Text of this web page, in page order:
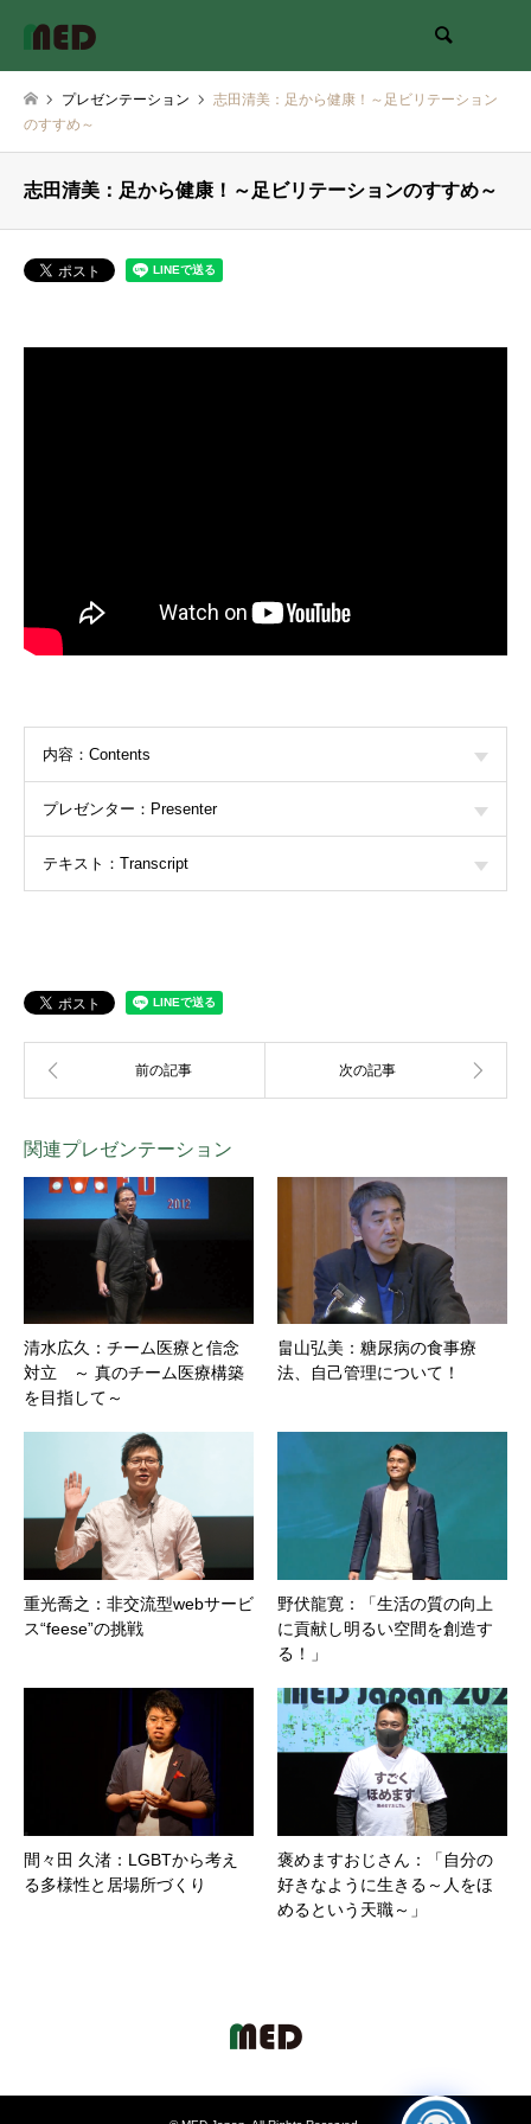
プレゼンテーション
志田清美：足から健康！～足ビリテーション
のすすめ～
志田清美：足から健康！～足ビリテーションのすすめ～
内容：Contents
プレゼンター：Presenter
テキスト：Transcript
関連プレゼンテーション
清水広久：チーム医療と信念
対立 ～ 真のチーム医療構築
を目指して～
畠山弘美：糖尿病の食事療
法、自己管理について！
重光喬之：非交流型webサービ
ス“feese”の挑戦
野伏龍寛：「生活の質の向上
に貢献し明るい空間を創造す
る！」
間々田 久渚：LGBTから考え
る多様性と居場所づくり
褒めますおじさん：「自分の
好きなように生きる～人をほ
めるという天職～」